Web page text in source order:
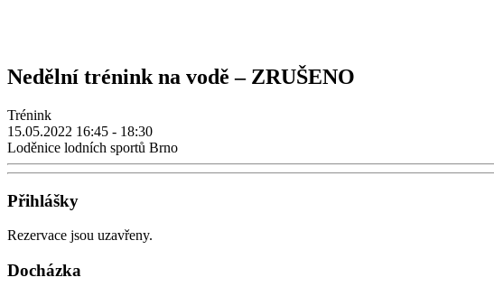
Nedělní trénink na vodě – ZRUŠENO
Trénink
15.05.2022 16:45 - 18:30
Loděnice lodních sportů Brno
Přihlášky
Rezervace jsou uzavřeny.
Docházka